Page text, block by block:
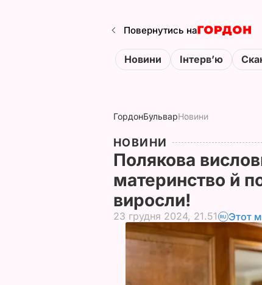
Повернутись на
Новини Інтервʼю
ГордонБульварНовини
НОВИНИ
Полякова
материнство й
виросли!
23 грудня 2024, 21.51 Этот